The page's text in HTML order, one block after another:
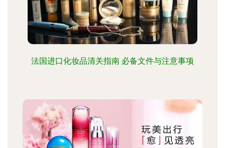
法国进口化妆品清关指南 必备文件与注意事项